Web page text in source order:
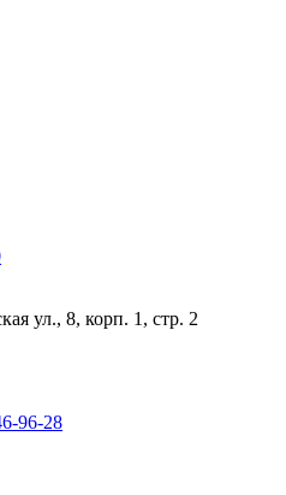
ул., 8, корп. 1, стр. 2
96-28